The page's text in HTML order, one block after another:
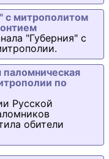
с митрополитом
"Губерния" с
по
Русской
обители